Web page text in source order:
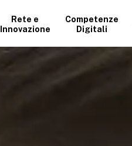
Rete e
Innovazione
Competenze
Digitali